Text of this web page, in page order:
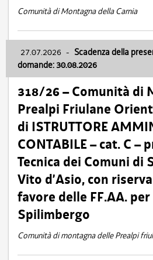
Comunità di Montagna della Carnia
27.07.2026 - Scadenza della
domande: 30.08.2026
318/26 – Comunità di
Prealpi Friulane
di ISTRUTTORE
CONTABILE – cat. C –
Tecnica dei Comuni di
Vito d’Asio, con
favore delle FF.AA.
Spilimbergo
Comunità di montagna delle Prealpi